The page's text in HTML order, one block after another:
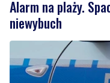
Alarm na plaży.
niewybuch